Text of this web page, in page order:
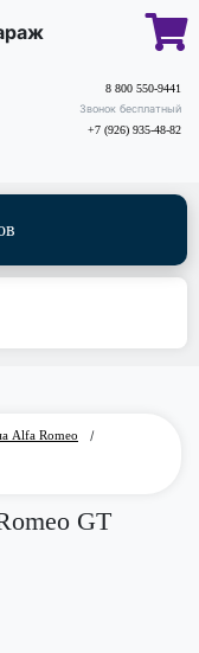
8 800 550-9441
Звонок бесплатный
+7 (926) 935-48-82
Alfa Romeo
/
GT